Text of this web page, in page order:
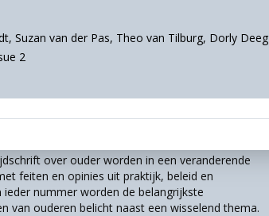
, Suzan van der Pas, Theo van Tilburg, Dorly Deeg
2
over ouder worden in een veranderende
feiten en opinies uit praktijk, beleid en
ieder nummer worden de belangrijkste
van ouderen belicht naast een wisselend thema.